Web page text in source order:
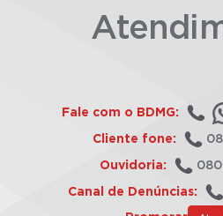
Fale com o BDMG:
Cliente fone:
Ouvidoria:
Canal de Denúncias: